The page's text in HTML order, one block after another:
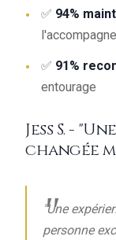
✅ 94%
✅ 91%
entourage
Jess S. -
changée
"Une
personne